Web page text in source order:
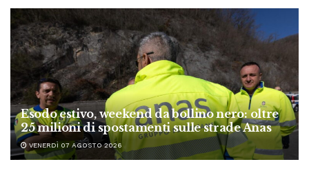
Esodo estivo, weekend da bollino nero: oltre
25 milioni di spostamenti sulle strade Anas
VENERDÌ 07 AGOSTO 2026